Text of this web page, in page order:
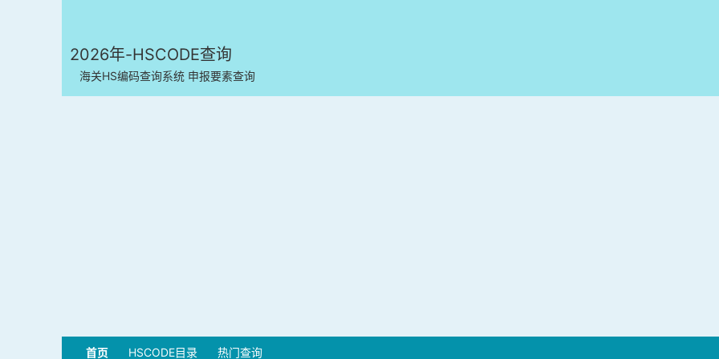
2026年-HSCODE查询
海关HS编码查询系统 申报要素查询
首页 HSCODE目录 热门查询